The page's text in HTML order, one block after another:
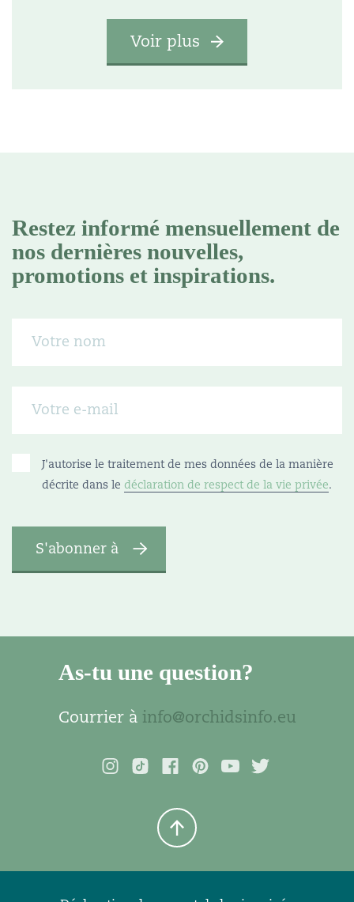
Voir plus
Restez informé mensuellement de
nos dernières nouvelles,
promotions et inspirations.
J'autorise le traitement de mes données de la manière
décrite dans le déclaration de respect de la vie privée.
As-tu une question?
Courrier à info@orchidsinfo.eu